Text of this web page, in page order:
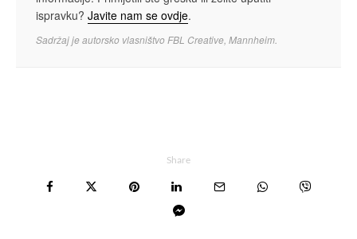
ispravku? Javite nam se ovdje.
Sadržaj je autorsko vlasništvo FBL Creative, Mannheim.
Share